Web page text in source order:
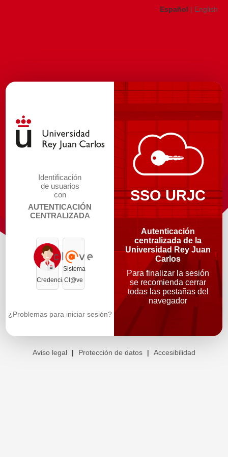
Español | English
Identificación
de usuarios
con
AUTENTICACIÓN
CENTRALIZADA
Credenciales
Sistema
Cl@ve
¿Problemas para iniciar sesión?
SSO URJC
Autenticación
centralizada de la
Universidad Rey Juan
Carlos
Para finalizar la sesión
se recomienda cerrar
todas las pestañas del
navegador
Aviso legal | Protección de datos | Accesibilidad